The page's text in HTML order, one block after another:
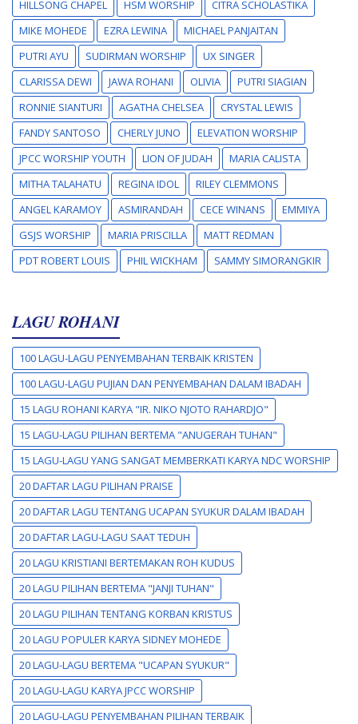
HILLSONG CHAPEL HSM WORSHIP
CITRA SCHOLASTIKA
MIKE MOHEDE
EZRA LEWINA
MICHAEL PANJAITAN
PUTRI AYU
SUDIRMAN WORSHIP
UX SINGER
CLARISSA DEWI
JAWA ROHANI OLIVIA
PUTRI SIAGIAN
RONNIE SIANTURI
AGATHA CHELSEA
CRYSTAL LEWIS
FANDY SANTOSO
CHERLY JUNO
ELEVATION WORSHIP
JPCC WORSHIP YOUTH
LION OF JUDAH
MARIA CALISTA
MITHA TALAHATU
REGINA IDOL
RILEY CLEMMONS
ANGEL KARAMOY
ASMIRANDAH CECE WINANS
EMMIYA
GSJS WORSHIP
MARIA PRISCILLA
MATT REDMAN
PDT ROBERT LOUIS
PHIL WICKHAM SAMMY SIMORANGKIR
LAGU ROHANI
100 LAGU-LAGU PENYEMBAHAN TERBAIK KRISTEN
100 LAGU-LAGU PUJIAN DAN PENYEMBAHAN DALAM IBADAH
15 LAGU ROHANI KARYA "IR. NIKO NJOTO RAHARDJO"
15 LAGU-LAGU PILIHAN BERTEMA "ANUGERAH TUHAN"
15 LAGU-LAGU YANG SANGAT MEMBERKATI KARYA NDC WORSHIP
20 DAFTAR LAGU PILIHAN PRAISE
20 DAFTAR LAGU TENTANG UCAPAN SYUKUR DALAM IBADAH
20 DAFTAR LAGU-LAGU SAAT TEDUH
20 LAGU KRISTIANI BERTEMAKAN ROH KUDUS
20 LAGU PILIHAN BERTEMA "JANJI TUHAN"
20 LAGU PILIHAN TENTANG KORBAN KRISTUS
20 LAGU POPULER KARYA SIDNEY MOHEDE
20 LAGU-LAGU BERTEMA "UCAPAN SYUKUR"
20 LAGU-LAGU KARYA JPCC WORSHIP
20 LAGU-LAGU PENYEMBAHAN PILIHAN TERBAIK